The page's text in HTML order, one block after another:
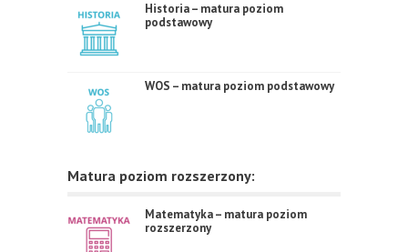
Historia – matura poziom
podstawowy
WOS – matura poziom podstawowy
Matura poziom rozszerzony:
Matematyka – matura poziom
rozszerzony